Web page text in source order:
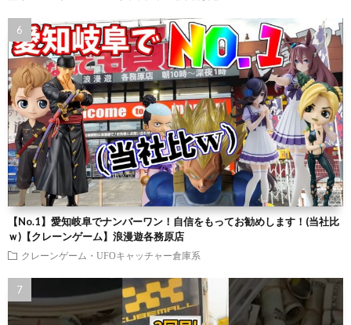
【No.1】愛知岐阜でナンバーワン！自信をもってお勧めします！(当社比
ｗ)【クレーンゲーム】浪漫遊各務原店
クレーンゲーム・UFOキャッチャー倉庫系